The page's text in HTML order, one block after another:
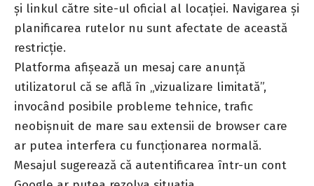
și linkul către site-ul oficial al locației. Navigarea și
planificarea rutelor nu sunt afectate de această
restricție.
Platforma afișează un mesaj care anunță
utilizatorul că se află în „vizualizare limitată”,
invocând posibile probleme tehnice, trafic
neobișnuit de mare sau extensii de browser care
ar putea interfera cu funcționarea normală.
Mesajul sugerează că autentificarea într-un cont